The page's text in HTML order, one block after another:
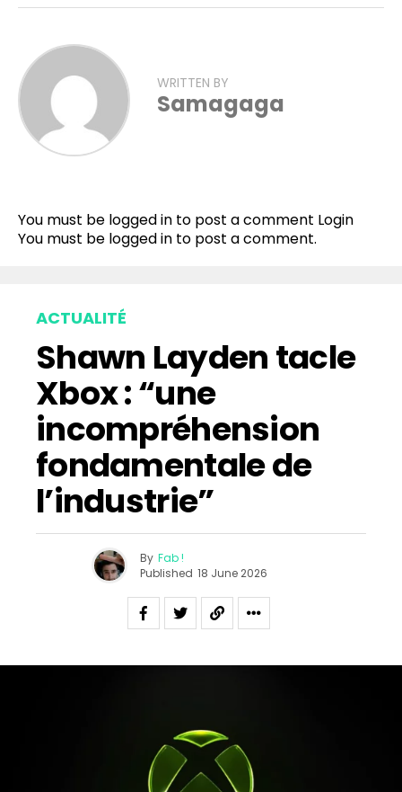
WRITTEN BY
Samagaga
You must be logged in to post a comment Login
You must be logged in to post a comment.
ACTUALITÉ
Shawn Layden tacle
Xbox : “une
incompréhension
fondamentale de
l’industrie”
By Fab !
Published 18 June 2026
Pinterest